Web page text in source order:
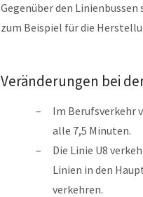
Gegenüber den
zum Beispiel für die
Veränderungen bei
Im Berufsverkehr
alle 7,5 Minuten.
Die Linie U8
Linien in den
verkehren.